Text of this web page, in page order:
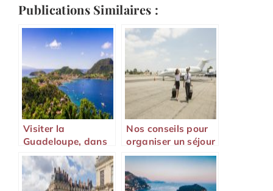
Publications Similaires :
Visiter la
Guadeloupe, dans
les Caraïbes
Françaises
Nos conseils pour
organiser un séjour
au départ de
Nantes